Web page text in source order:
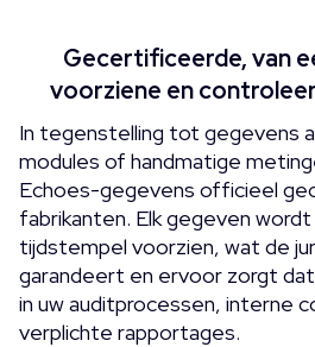
Gecertificeerde, van
voorziene en
In tegenstelling tot gegevens
modules of handmatige
Echoes-gegevens officieel
fabrikanten. Elk gegeven wordt
tijdstempel voorzien, wat de
garandeert en ervoor zorgt dat
in uw auditprocessen, interne
verplichte rapportages.